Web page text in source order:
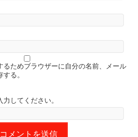
るためブラウザーに自分の名前、メール
る。
力してください。